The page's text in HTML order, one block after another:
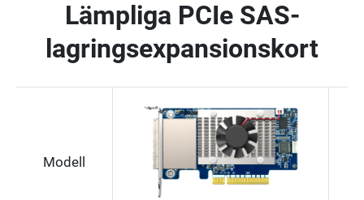
Lämpliga PCIe SAS-
lagringsexpansionskort
Modell